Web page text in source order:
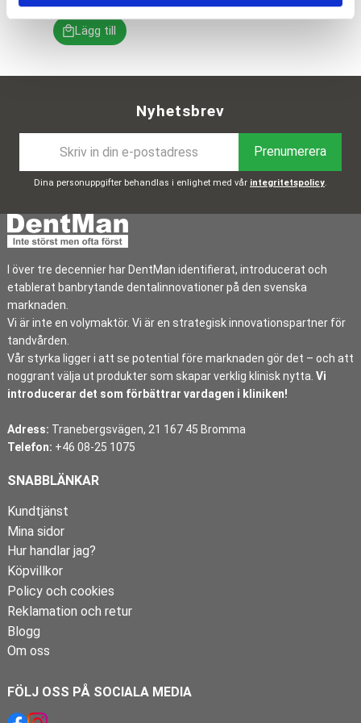
Nyhetsbrev
Prenumerera
Dina personuppgifter behandlas i enlighet med vår integritetspolicy.
I över tre decennier har DentMan identifierat, introducerat och
etablerat banbrytande dentalinnovationer på den svenska
marknaden.
Vi är inte en volymaktör. Vi är en strategisk innovationspartner för
tandvården.
Vår styrka ligger i att se potential före marknaden gör det – och att
noggrant välja ut produkter som skapar verklig klinisk nytta. Vi
introducerar det som förbättrar vardagen i kliniken!
Adress: Tranebergsvägen, 21 167 45 Bromma
Telefon: +46 08-25 1075
SNABBLÄNKAR
Kundtjänst
Mina sidor
Hur handlar jag?
Köpvillkor
Policy och cookies
Reklamation och retur
Blogg
Om oss
FÖLJ OSS PÅ SOCIALA MEDIA